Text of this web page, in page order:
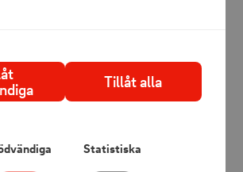
Tillåt alla
Statistiska
i naturen eller till uteplatsen. Med
teknik, får du ett naturligt sken. Skaka
färg.